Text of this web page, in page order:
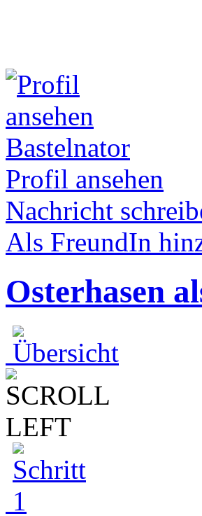
Bastelnator
Profil ansehen
Nachricht
Als FreundIn
Osterhasen